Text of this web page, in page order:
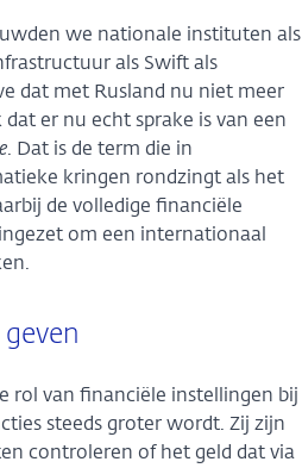
we nationale instituten als
als Swift als
dat met Rusland nu niet meer
er nu echt sprake is van een
. Dat is de term die in
kringen rondzingt als het
de volledige financiële
om een internationaal
rol van financiële instellingen bij
steeds groter wordt. Zij zijn
controleren of het geld dat via